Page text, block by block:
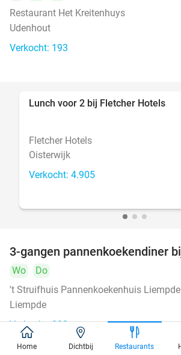
Restaurant Het Kreitenhuys
Udenhout
Verkocht: 193
Lunch voor 2 bij Fletcher Hotels
Fletcher Hotels
Oisterwijk
Verkocht: 4.905
3-gangen pannenkoekendiner
Wo
Do
't Struifhuis Pannenkoekenhuis Liempde
Liempde
Verkocht: 820
Home Dichtbij Restaurants